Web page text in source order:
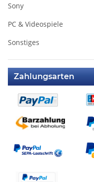
Sony
PC & Videospiele
Sonstiges
Zahlungsarten